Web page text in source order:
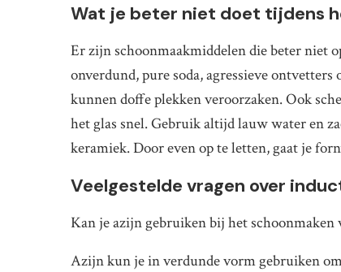
Wat je beter niet doet tijdens
Er zijn schoonmaakmiddelen die beter niet
onverdund, pure soda, agressieve
kunnen doffe plekken veroorzaken. Ook
het glas snel. Gebruik altijd lauw water en
keramiek. Door even op te letten, gaat je
Veelgestelde vragen over
Kan je azijn gebruiken bij het schoonmaken
Azijn kun je in verdunde vorm gebruiken